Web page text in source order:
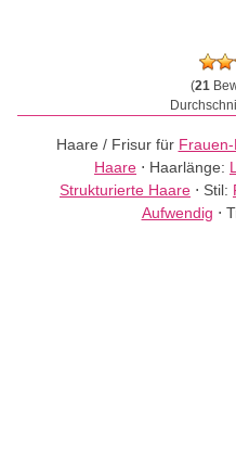
(21
Haare / Frisur für
Haare ⋅ Haarlänge:
Strukturierte Haare ⋅ Stil:
Aufwendig ⋅